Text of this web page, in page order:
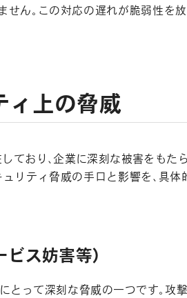
ん。この対応の遅れが脆弱性を
ィ上の脅威
ており、企業に深刻な被害をもた
リティ脅威の手口と影響を、具
ビス妨害等）
とって深刻な脅威の一つです。攻